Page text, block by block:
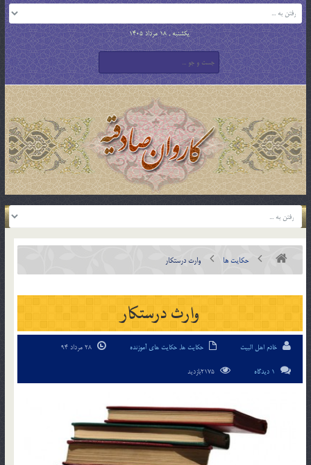
یکشنبه , 18 مرداد 1405
حکایت ها وارث درستكار
وارث درستكار
خادم اهل البیت حکایت ها, حکایت های آموزنده
1 دیدگاه